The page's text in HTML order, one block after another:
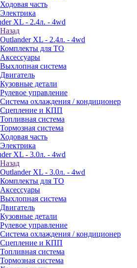
Ходовая часть
Электрика
XL - 2.4л. - 4wd
Назад
Outlander XL - 2.4л. - 4wd
Комплекты для ТО
Аксессуары
Выхлопная система
Двигатель
Кузовные детали
Рулевое управление
Система охлаждения / кондиционер
Сцепление и КПП
Топливная система
Тормозная система
Ходовая часть
Электрика
XL - 3.0л. - 4wd
Назад
Outlander XL - 3.0л. - 4wd
Комплекты для ТО
Аксессуары
Выхлопная система
Двигатель
Кузовные детали
Рулевое управление
Система охлаждения / кондиционер
Сцепление и КПП
Топливная система
Тормозная система